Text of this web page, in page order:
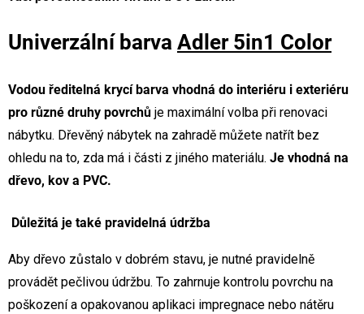
Univerzální barva Adler 5in1 Color
Vodou ředitelná krycí barva vhodná do interiéru i exteriéru
pro různé druhy povrchů je maximální volba při renovaci
nábytku. Dřevěný nábytek na zahradě můžete natřít bez
ohledu na to, zda má i části z jiného materiálu. Je vhodná na
dřevo, kov a PVC.
Důležitá je také pravidelná údržba
Aby dřevo zůstalo v dobrém stavu, je nutné pravidelně
provádět pečlivou údržbu. To zahrnuje kontrolu povrchu na
poškození a opakovanou aplikaci impregnace nebo nátěru